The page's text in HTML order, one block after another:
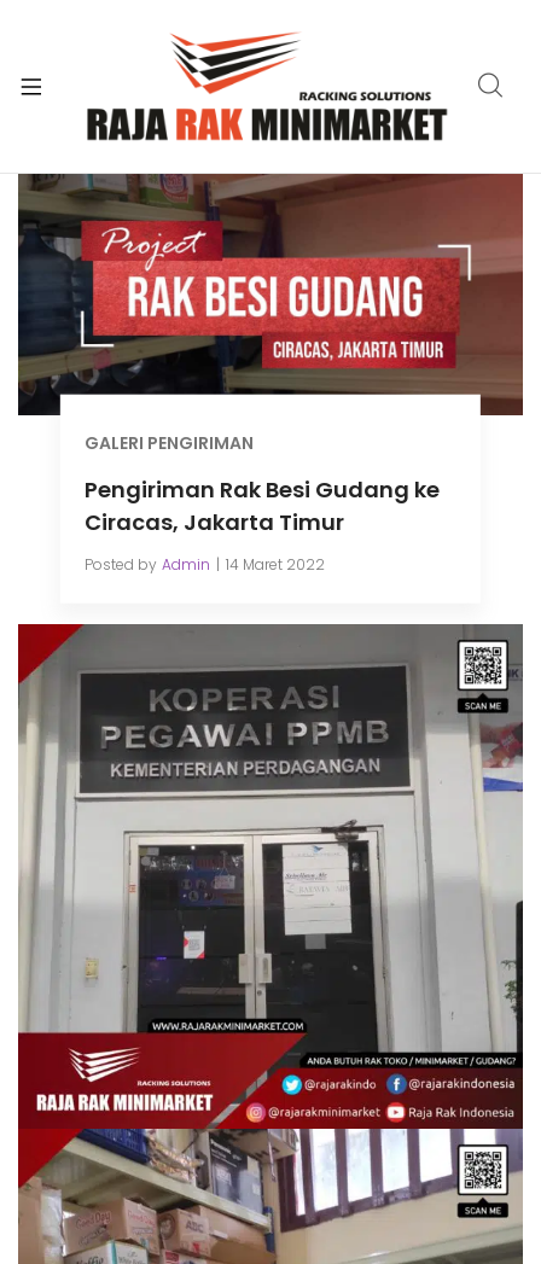
GALERI PENGIRIMAN
Pengiriman Rak Besi Gudang ke
Ciracas, Jakarta Timur
Posted by Admin 14 Maret 2022